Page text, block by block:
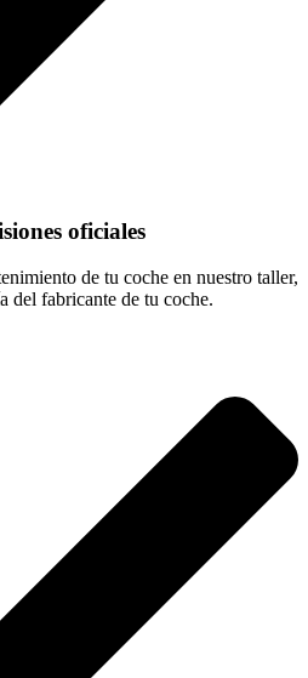
oficiales
de tu coche en nuestro taller,
del fabricante de tu coche.